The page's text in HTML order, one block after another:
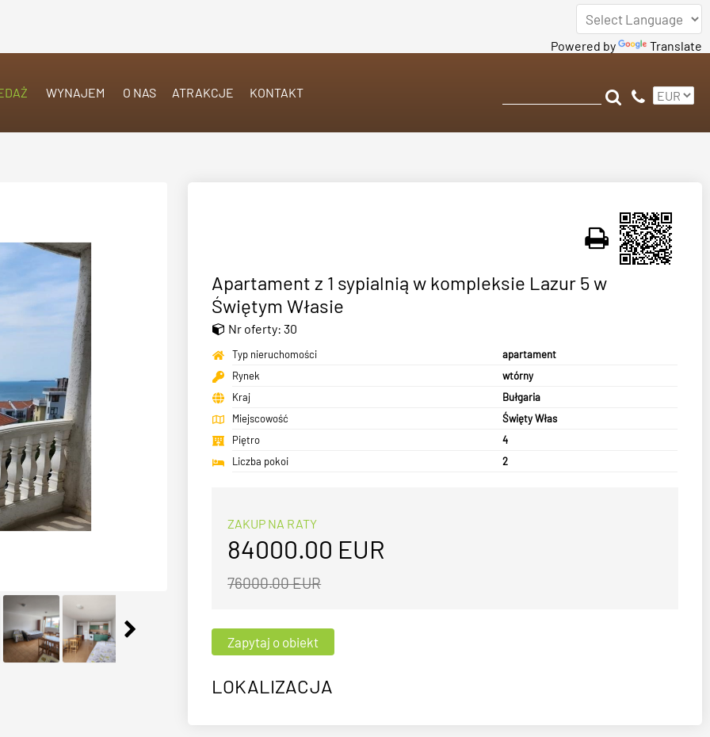
Powered by Translate
WYNAJEM O NAS ATRAKCJE KONTAKT
Apartament z 1 sypialnią w kompleksie Lazur 5 w
Świętym Własie
Nr oferty: 30
Typ nieruchomości
apartament
Rynek
wtórny
Kraj
Bułgaria
Miejscowość
Święty Włas
Piętro
4
Liczba pokoi
2
ZAKUP NA RATY
84000.00 EUR
76000.00 EUR
LOKALIZACJA